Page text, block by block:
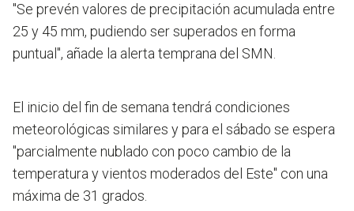
"Se prevén valores de precipitación acumulada entre
25 y 45 mm, pudiendo ser superados en forma
puntual", añade la alerta temprana del SMN.
El inicio del fin de semana tendrá condiciones
meteorológicas similares y para el sábado se espera
"parcialmente nublado con poco cambio de la
temperatura y vientos moderados del Este" con una
máxima de 31 grados.